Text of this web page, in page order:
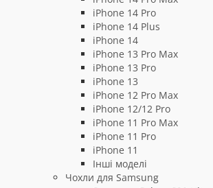
iPhone 14 Pro
iPhone 14 Plus
iPhone 14
iPhone 13 Pro Max
iPhone 13 Pro
iPhone 13
iPhone 12 Pro Max
iPhone 12/12 Pro
iPhone 11 Pro Max
iPhone 11 Pro
iPhone 11
Інші моделі
Чохли для Samsung